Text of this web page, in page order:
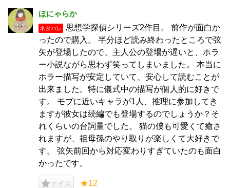
ほにゃらか
ネタバレ
思想学探偵シリーズ2作目。 前作が面白か
ったので購入。 半分ほど読み終わったところで弦
矢が登場したので、主人公の登場が遅いと、ホラ
ー小説ながら思わず笑ってしまいました。 本当に
ホラー描写が安定していて、安心して読むことが
出来ました。特に儀式中の描写が個人的に好きで
す。 モブに近いキャラが1人、推理に参加してき
ますが彼女は続編でも登場するのでしょうか？そ
れくらいの台詞量でした。 猫の僕も可愛くて癒さ
れますが、祖母孫のやり取りが楽しくて大好きで
す。 弦矢前回から対応変わりすぎていたのも面白
かったです。
ナイス ★12